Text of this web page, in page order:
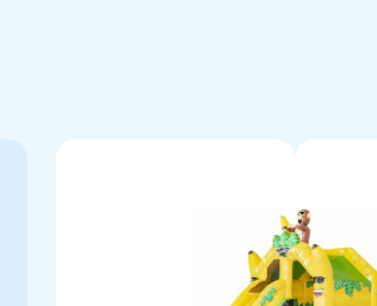
dan is dat natuurlijk helemaal
Springkastelen in allerlei
worden geleverd inclusief